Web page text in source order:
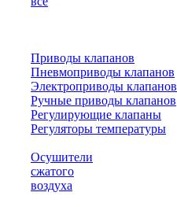
Приводы клапанов
Пневмоприводы клапанов
Электроприводы клапанов
Ручные приводы клапанов
Регулирующие клапаны
Регуляторы температуры
Осушители
сжатого
воздуха